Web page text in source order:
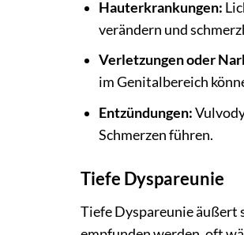
Hauterkrankungen:
verändern und
Verletzungen oder
im Genitalbereich
Entzündungen:
Schmerzen führen.
Tiefe Dyspareunie
Tiefe Dyspareunie äußert